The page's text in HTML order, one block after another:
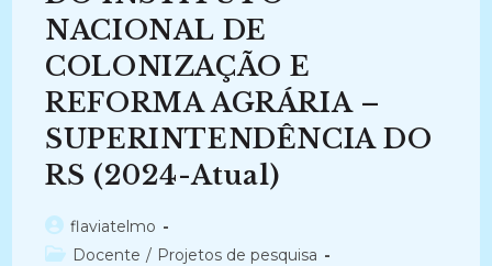
2010)
NACIONAL DE
COLONIZAÇÃO E
REFORMA AGRÁRIA –
SUPERINTENDÊNCIA DO
RS (2024-Atual)
Autor
do
flaviatelmo
Categoria
Docente / Projetos de pesquisa